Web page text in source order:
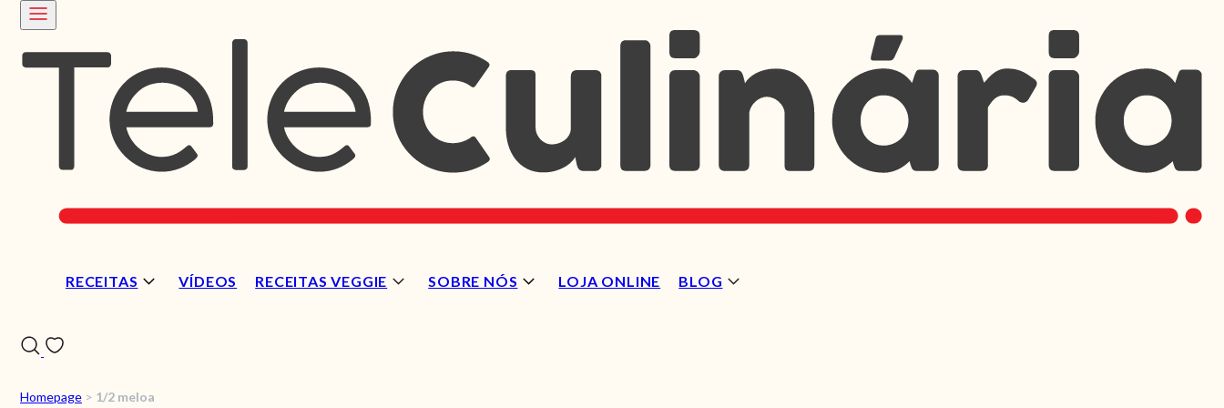
RECEITAS VÍDEOS RECEITAS VEGGIE SOBRE NÓS LOJA ONLINE BLOG
Homepage > 1/2 meloa